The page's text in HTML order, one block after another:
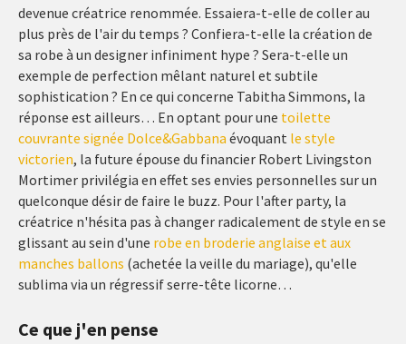
devenue créatrice renommée. Essaiera-t-elle de coller au
plus près de l'air du temps ? Confiera-t-elle la création de
sa robe à un designer infiniment hype ? Sera-t-elle un
exemple de perfection mêlant naturel et subtile
sophistication ? En ce qui concerne Tabitha Simmons, la
réponse est ailleurs… En optant pour une toilette
couvrante signée Dolce&Gabbana évoquant le style
victorien, la future épouse du financier Robert Livingston
Mortimer privilégia en effet ses envies personnelles sur un
quelconque désir de faire le buzz. Pour l'after party, la
créatrice n'hésita pas à changer radicalement de style en se
glissant au sein d'une robe en broderie anglaise et aux
manches ballons (achetée la veille du mariage), qu'elle
sublima via un régressif serre-tête licorne…
Ce que j'en pense